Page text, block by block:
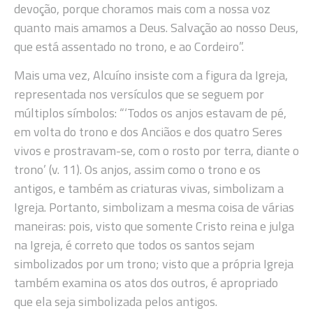
devoção, porque choramos mais com a nossa voz
quanto mais amamos a Deus. Salvação ao nosso Deus,
que está assentado no trono, e ao Cordeiro”.
Mais uma vez, Alcuíno insiste com a figura da Igreja,
representada nos versículos que se seguem por
múltiplos símbolos: “‘Todos os anjos estavam de pé,
em volta do trono e dos Anciãos e dos quatro Seres
vivos e prostravam-se, com o rosto por terra, diante o
trono’ (v. 11). Os anjos, assim como o trono e os
antigos, e também as criaturas vivas, simbolizam a
Igreja. Portanto, simbolizam a mesma coisa de várias
maneiras: pois, visto que somente Cristo reina e julga
na Igreja, é correto que todos os santos sejam
simbolizados por um trono; visto que a própria Igreja
também examina os atos dos outros, é apropriado
que ela seja simbolizada pelos antigos.